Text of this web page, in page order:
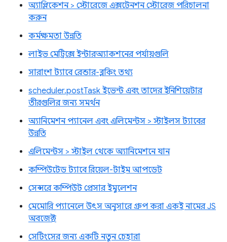
অ্যাপ্লিকেশন > স্টোরেজে এক্সটেনশন স্টোরেজ পরিচালনা
করুন
কর্মক্ষমতা উন্নতি
লাইভ মেট্রিক্সে ইন্টারঅ্যাকশনের পর্যায়গুলি
সারাংশ ট্যাবে রেন্ডার-ব্লকিং তথ্য
scheduler.postTask ইভেন্ট এবং তাদের ইনিশিয়েটার
তীরগুলির জন্য সমর্থন
অ্যানিমেশন প্যানেল এবং এলিমেন্টস > স্টাইলস ট্যাবের
উন্নতি
এলিমেন্টস > স্টাইল থেকে অ্যানিমেশনে যান
কম্পিউটেড ট্যাবে রিয়েল-টাইম আপডেট
সেন্সরে কম্পিউট প্রেসার ইমুলেশন
মেমোরি প্যানেলে উৎস অনুসারে গ্রুপ করা একই নামের JS
অবজেক্ট
সেটিংসের জন্য একটি নতুন চেহারা